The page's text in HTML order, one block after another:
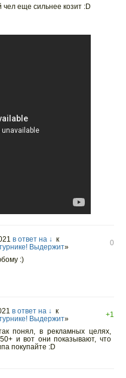
чел еще сильнее козит :D
в ответ на ↓ к
Выдержит»
0
:)
в ответ на ↓ к
Выдержит»
+1
понял, в рекламных целях,
и вот они показывают, что
покупайте :D